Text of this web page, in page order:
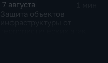
7 августа
Защита объектов